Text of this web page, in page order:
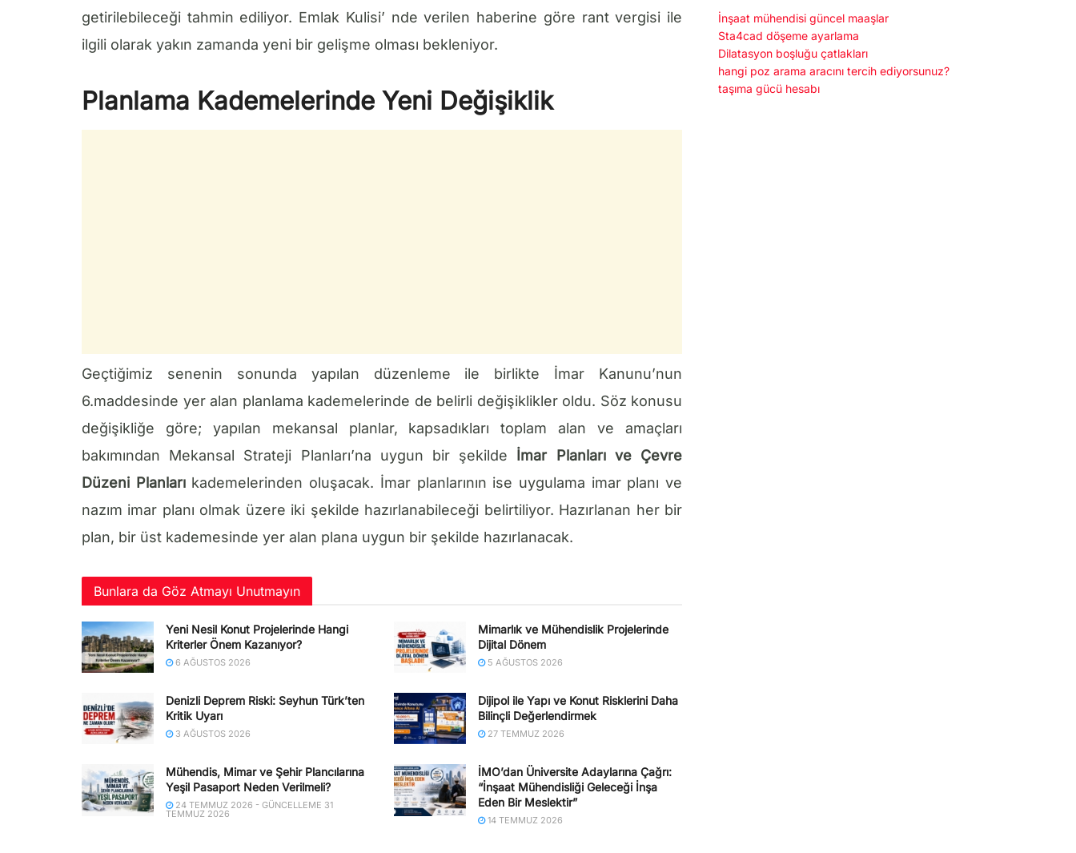
getirilebileceği tahmin ediliyor. Emlak Kulisi’ nde verilen haberine göre rant vergisi ile
ilgili olarak yakın zamanda yeni bir gelişme olması bekleniyor.
Planlama Kademelerinde Yeni Değişiklik
Geçtiğimiz senenin sonunda yapılan düzenleme ile birlikte İmar Kanunu’nun
6.maddesinde yer alan planlama kademelerinde de belirli değişiklikler oldu. Söz konusu
değişikliğe göre; yapılan mekansal planlar, kapsadıkları toplam alan ve amaçları
bakımından Mekansal Strateji Planları’na uygun bir şekilde İmar Planları ve Çevre
Düzeni Planlarıkademelerinden oluşacak. İmar planlarının ise uygulama imar planı ve
nazım imar planı olmak üzere iki şekilde hazırlanabileceği belirtiliyor. Hazırlanan her bir
plan, bir üst kademesinde yer alan plana uygun bir şekilde hazırlanacak.
Bunlara da Göz Atmayı Unutmayın
Yeni Nesil Konut Projelerinde Hangi
Kriterler Önem Kazanıyor?
6 AĞUSTOS 2026
Mimarlık ve Mühendislik Projelerinde
Dijital Dönem
5 AĞUSTOS 2026
Denizli Deprem Riski: Seyhun Türk’ten
Kritik Uyarı
3 AĞUSTOS 2026
Dijipol ile Yapı ve Konut Risklerini Daha
Bilinçli Değerlendirmek
27 TEMMUZ 2026
Mühendis, Mimar ve Şehir Plancılarına
Yeşil Pasaport Neden Verilmeli?
24 TEMMUZ 2026 - GÜNCELLEME 31
TEMMUZ 2026
İMO’dan Üniversite Adaylarına Çağrı:
“İnşaat Mühendisliği Geleceği İnşa
Eden Bir Meslektir”
14 TEMMUZ 2026
İnşaat mühendisi güncel maaşlar
Sta4cad döşeme ayarlama
Dilatasyon boşluğu çatlakları
hangi poz arama aracını tercih ediyorsunuz?
taşıma gücü hesabı